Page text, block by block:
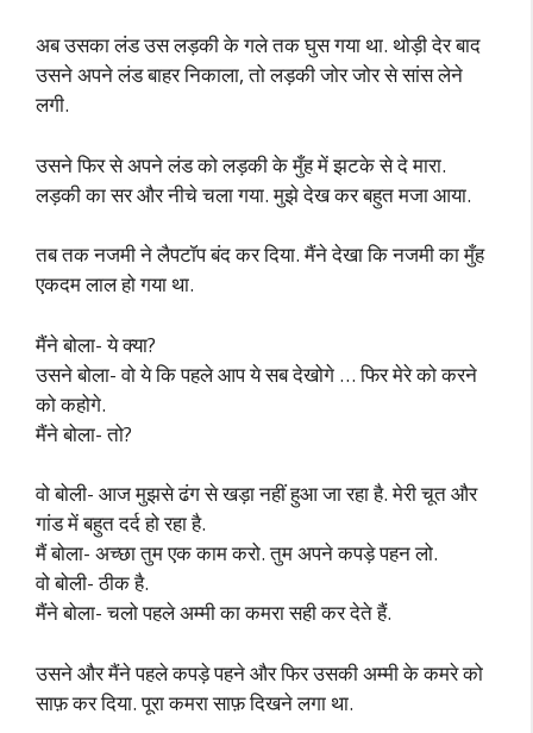
अब उसका लंड उस लड़की के गले तक घुस गया था. थोड़ी देर बाद
उसने अपने लंड बाहर निकाला, तो लड़की जोर जोर से सांस लेने
लगी.
उसने फिर से अपने लंड को लड़की के मुँह में झटके से दे मारा.
लड़की का सर और नीचे चला गया. मुझे देख कर बहुत मजा आया.
तब तक नजमी ने लैपटॉप बंद कर दिया. मैंने देखा कि नजमी का मुँह
एकदम लाल हो गया था.
मैंने बोला- ये क्या?
उसने बोला- वो ये कि पहले आप ये सब देखोगे … फिर मेरे को करने
को कहोगे.
मैंने बोला- तो?
वो बोली- आज मुझसे ढंग से खड़ा नहीं हुआ जा रहा है. मेरी चूत और
गांड में बहुत दर्द हो रहा है.
मैं बोला- अच्छा तुम एक काम करो. तुम अपने कपड़े पहन लो.
वो बोली- ठीक है.
मैंने बोला- चलो पहले अम्मी का कमरा सही कर देते हैं.
उसने और मैंने पहले कपड़े पहने और फिर उसकी अम्मी के कमरे को
साफ़ कर दिया. पूरा कमरा साफ़ दिखने लगा था.